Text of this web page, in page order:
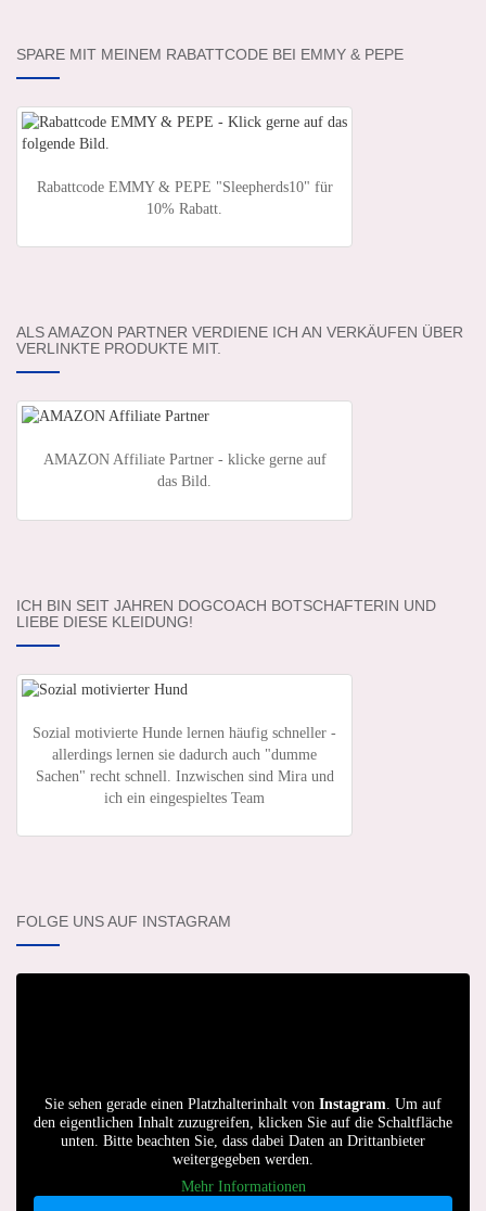
SPARE MIT MEINEM RABATTCODE BEI EMMY & PEPE
Rabattcode EMMY & PEPE "Sleepherds10" für
10% Rabatt.
ALS AMAZON PARTNER VERDIENE ICH AN VERKÄUFEN ÜBER
VERLINKTE PRODUKTE MIT.
AMAZON Affiliate Partner - klicke gerne auf
das Bild.
ICH BIN SEIT JAHREN DOGCOACH BOTSCHAFTERIN UND
LIEBE DIESE KLEIDUNG!
Sozial motivierte Hunde lernen häufig schneller -
allerdings lernen sie dadurch auch "dumme
Sachen" recht schnell. Inzwischen sind Mira und
ich ein eingespieltes Team
FOLGE UNS AUF INSTAGRAM
Sie sehen gerade einen Platzhalterinhalt von Instagram. Um auf
den eigentlichen Inhalt zuzugreifen, klicken Sie auf die Schaltfläche
unten. Bitte beachten Sie, dass dabei Daten an Drittanbieter
weitergegeben werden.
Mehr Informationen